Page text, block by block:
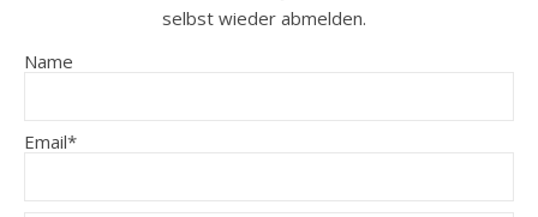
selbst wieder abmelden.
Name
Email*